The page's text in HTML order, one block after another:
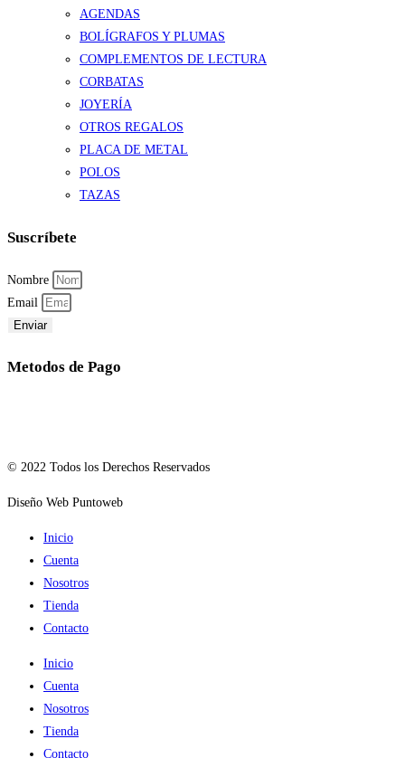
AGENDAS
BOLÍGRAFOS Y PLUMAS
COMPLEMENTOS DE LECTURA
CORBATAS
JOYERÍA
OTROS REGALOS
PLACA DE METAL
POLOS
TAZAS
Suscríbete
Nombre
Email
Enviar
Metodos de Pago
© 2022 Todos los Derechos Reservados
Diseño Web Puntoweb
Inicio
Cuenta
Nosotros
Tienda
Contacto
Inicio
Cuenta
Nosotros
Tienda
Contacto